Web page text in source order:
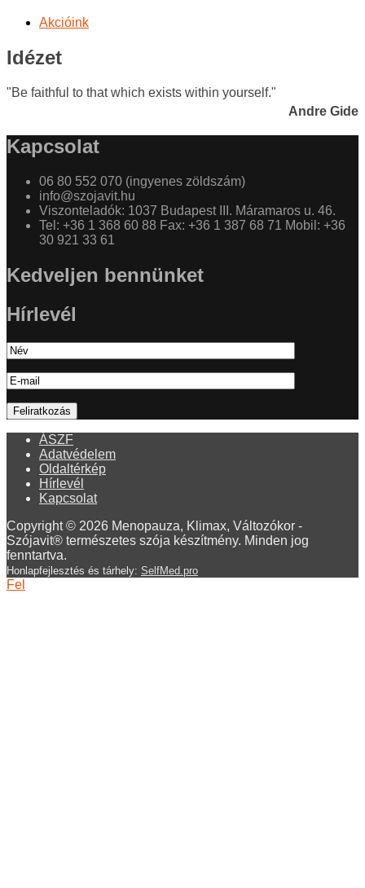
Akcióink
Idézet
"Be faithful to that which exists within yourself."
Andre Gide
Kapcsolat
06 80 552 070 (ingyenes zöldszám)
info@szojavit.hu
Viszonteladók: 1037 Budapest III. Máramaros u. 46.
Tel: +36 1 368 60 88 Fax: +36 1 387 68 71 Mobil: +36
30 921 33 61
Kedveljen bennünket
Hírlevél
ÁSZF
Adatvédelem
Oldaltérkép
Hírlevél
Kapcsolat
Copyright © 2026 Menopauza, Klimax, Változókor -
Szójavit® természetes szója készítmény. Minden jog
fenntartva.
Honlapfejlesztés és tárhely: SelfMed.pro
Fel